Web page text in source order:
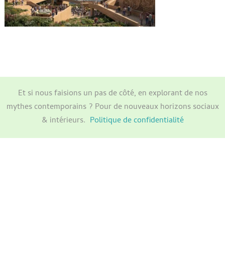
Et si nous faisions un pas de côté, en explorant de nos
mythes contemporains ? Pour de nouveaux horizons sociaux
& intérieurs. Politique de confidentialité